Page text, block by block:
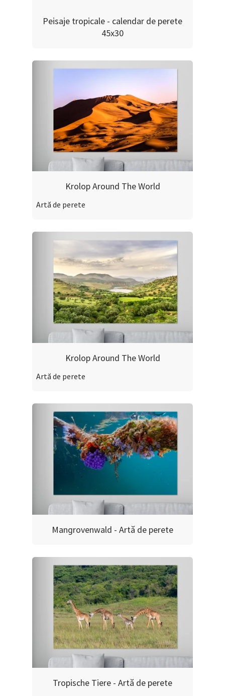
Peisaje tropicale - calendar de perete
45x30
Krolop Around The World
Artă de perete
Krolop Around The World
Artă de perete
Mangrovenwald - Artă de perete
Tropische Tiere - Artă de perete